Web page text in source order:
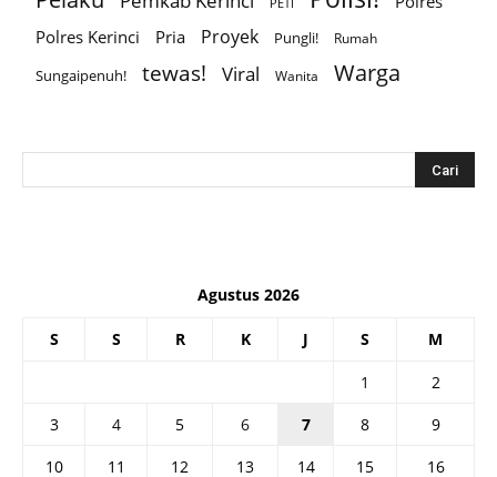
Polres Kerinci
Pria Proyek Pungli! Rumah
Sungaipenuh! tewas! Viral Wanita Warga
Agustus 2026
S S R K J S M
1
2
3
4 5 6 7 8
9
10
11 12 13 14 15
16